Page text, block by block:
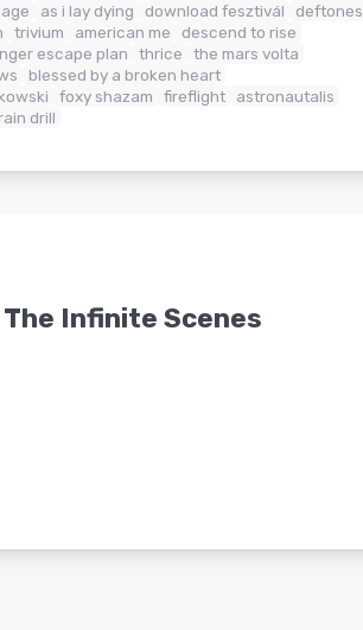
as i lay dying download fesztivál
deftones
trivium american me
descend to rise
escape plan thrice
the mars volta
blessed by a broken heart
foxy shazam fireflight
astronautalis
drill
The Infinite Scenes